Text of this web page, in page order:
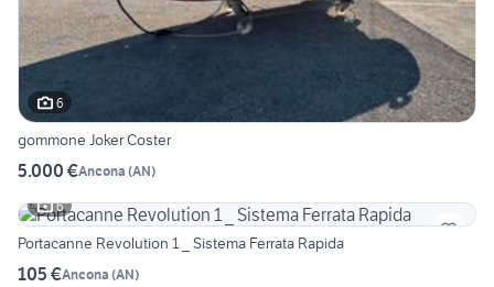
6
gommone Joker Coster
5.000 €Ancona (AN)
6
Portacanne Revolution 1 _ Sistema Ferrata Rapida
105 €Ancona (AN)